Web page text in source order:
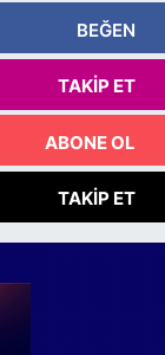
BEĞEN
TAKIP ET
ABONE OL
TAKIP ET